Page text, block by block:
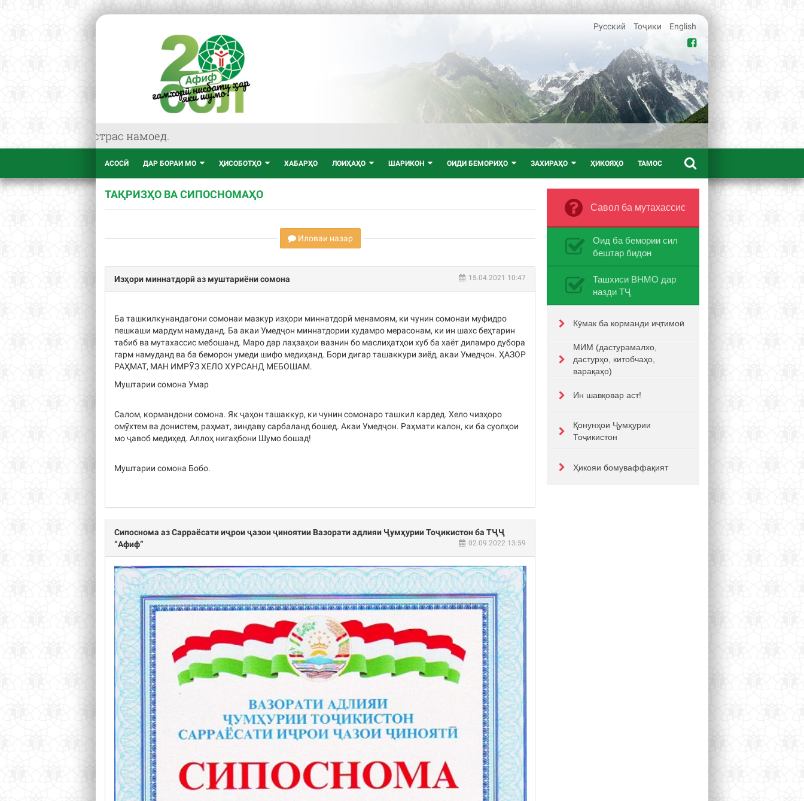
дастрас намоед.
Русский Тоҷики English
АСОСӢ ДАР БОРАИ МО ҲИСОБОТҲО ХАБАРҲО ЛОИҲАҲО ШАРИКОН ОИДИ БЕМОРИҲО ЗАХИРАҲО ҲИКОЯҲО ТАМОС
ТАҚРИЗҲО ВА СИПОСНОМАҲО
Иловаи назар
Изҳори миннатдорӣ аз муштариёни сомона 15.04.2021 10:47
Ба ташкилкунандагони сомонаи мазкур изҳори миннатдорӣ менамоям, ки чунин сомонаи муфидро
пешкаши мардум намуданд. Ба акаи Умедҷон миннатдории худамро мерасонам, ки ин шахс беҳтарин
табиб ва мутахассис мебошанд. Маро дар лаҳзаҳои вазнин бо маслиҳатҳои хуб ба хаёт диламро дубора
гарм намуданд ва ба беморон умеди шифо медиҳанд. Бори дигар ташаккури зиёд, акаи Умедҷон. ҲАЗОР
РАҲМАТ, МАН ИМРӮЗ ХЕЛО ХУРСАНД МЕБОШАМ.
Муштарии сомона Умар
Салом, кормандони сомона. Як ҷаҳон ташаккур, ки чунин сомонаро ташкил кардед. Хело чизҳоро
омӯхтем ва донистем, раҳмат, зиндаву сарбаланд бошед. Акаи Умедҷон. Раҳмати калон, ки ба суолҳои
мо ҷавоб медиҳед. Аллоҳ нигаҳбони Шумо бошад!
Муштарии сомона Бобо.
Сипоснома аз Сарраёсати иҷрои ҷазои ҷиноятии Вазорати адлияи Ҷумҳурии Тоҷикистон ба ТҶҶ
“Афиф”
02.09.2022 13:59
Савол ба мутахассис
Оид ба бемории сил
бештар бидон
Ташхиси ВНМО дар
назди ТҶ
Кӯмак ба корманди иҷтимоӣ
МИМ (дастурамалхо,
дастурҳо, китобчаҳо,
варақаҳо)
Ин шавқовар аст!
Қонунҳои Ҷумҳурии
Тоҷикистон
Ҳикояи бомуваффақият